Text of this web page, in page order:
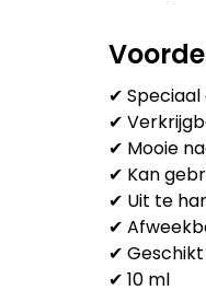
✔
✔
✔ Mooie
✔ Kan
✔ Uit te
✔
✔
✔ 10 ml